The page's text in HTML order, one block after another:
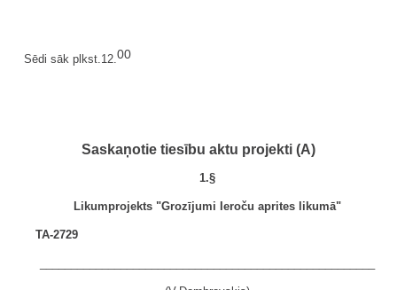
Sēdi sāk plkst.12.00
Saskaņotie tiesību aktu projekti (A)
1.§
Likumprojekts "Grozījumi Ieroču aprites likumā"
TA-2729